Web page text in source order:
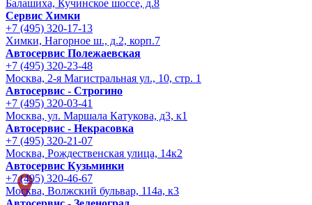
Балашиха, Кучинское шоссе, д.8
Сервис Химки
+7 (495) 320-17-13
Химки, Нагорное ш., д.2, корп.7
Автосервис Полежаевская
+7 (495) 320-23-48
Москва, 2-я Магистральная ул., 10, стр. 1
Автосервис - Строгино
+7 (495) 320-03-41
Москва, ул. Маршала Катукова, д3, к1
Автосервис - Некрасовка
+7 (495) 320-21-07
Москва, Рождественская улица, 14к2
Автосервис Кузьминки
+7 (495) 320-46-67
Москва, Волжский бульвар, 114а, к3